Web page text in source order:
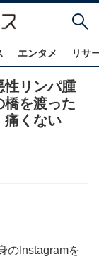
エンタメ リサ
性リンパ腫
橋を渡った
痛くない
のInstagramを